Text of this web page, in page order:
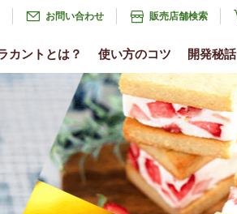
カントとは？ 使い方のコツ 開発秘話
お問い合わせ 販売店舗検索